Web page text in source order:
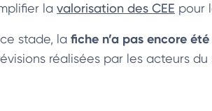
la valorisation des CEE pour
stade, la fiche n’a pas encore
réalisées par les acteurs du